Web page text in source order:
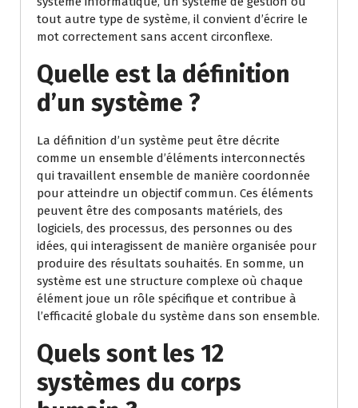
tout autre type de système, il convient d’écrire le
mot correctement sans accent circonflexe.
Quelle est la définition
d’un système ?
La définition d’un système peut être décrite
comme un ensemble d’éléments interconnectés
qui travaillent ensemble de manière coordonnée
pour atteindre un objectif commun. Ces éléments
peuvent être des composants matériels, des
logiciels, des processus, des personnes ou des
idées, qui interagissent de manière organisée pour
produire des résultats souhaités. En somme, un
système est une structure complexe où chaque
élément joue un rôle spécifique et contribue à
l’efficacité globale du système dans son ensemble.
Quels sont les 12
systèmes du corps